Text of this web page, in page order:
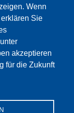
Wenn
Sie
akzeptieren
für die Zukunft